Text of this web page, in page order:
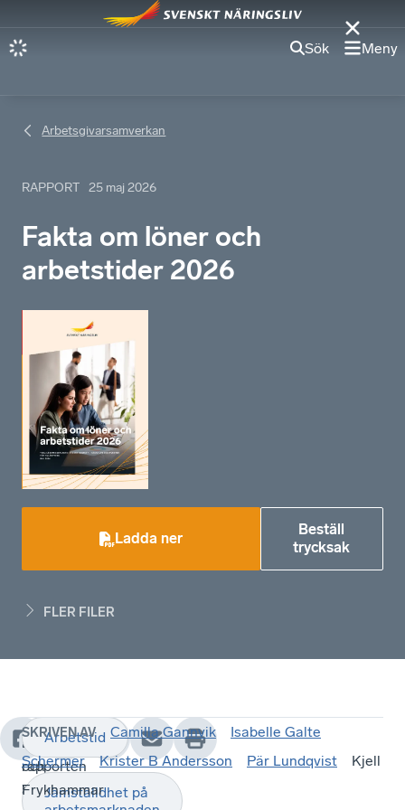
Sök Meny
Arbetsgivarsamverkan
RAPPORT 25 maj 2026
Fakta om löner och
arbetstider 2026
Ladda ner
Beställ
trycksak
FLER FILER
Löner
och
arbetstider
I
rapporten
”Fakta
Arbetstid
Jämställdhet på
SKRIVEN AV Camilla Gannvik
Isabelle Galte
Schermer
Krister B Andersson Pär Lundqvist
Kjell
Frykhammar